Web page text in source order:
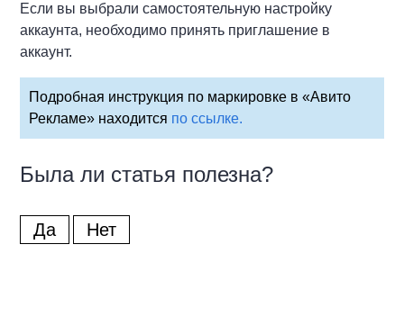
Если вы выбрали самостоятельную настройку
аккаунта, необходимо принять приглашение в
аккаунт.
Подробная инструкция по маркировке в «Авито
Рекламе» находится по ссылке.
Была ли статья полезна?
Да Нет